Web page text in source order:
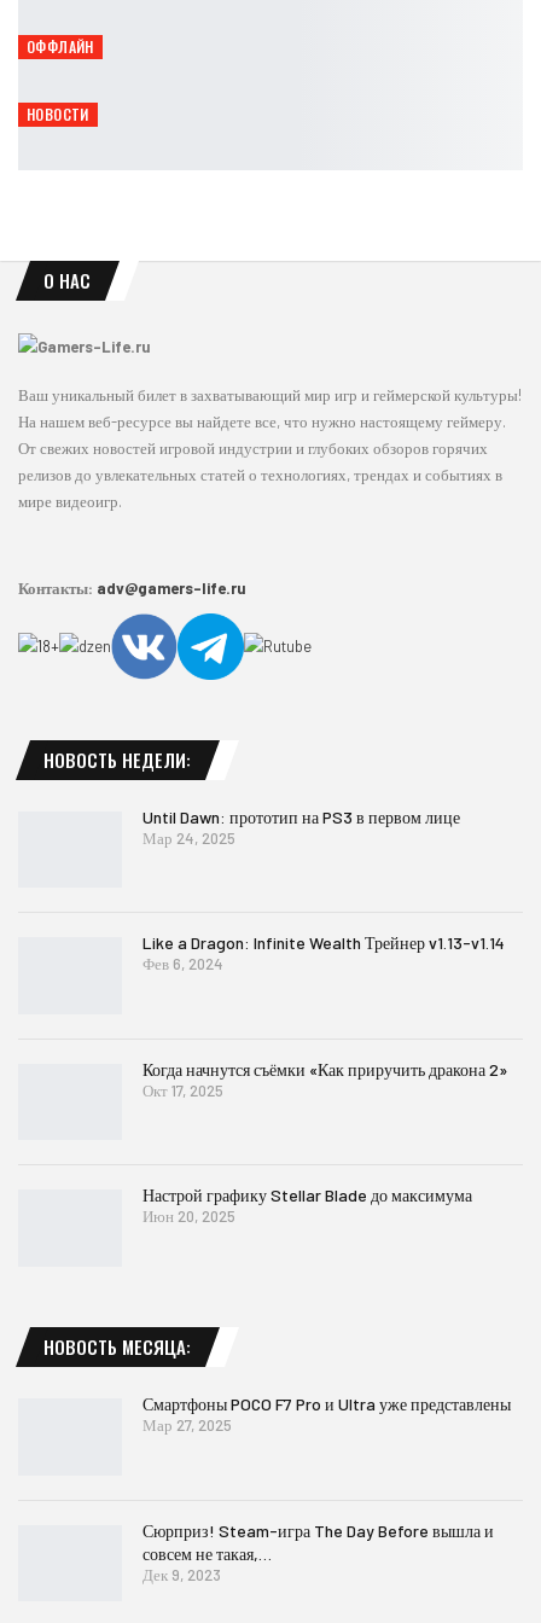
ОФФЛАЙН
vivo примет участие в фестивале «Маркет Маркета»
НОВОСТИ
Capcom: уже 90% продаж игр приходится на цифровые версии
О НАС
Ваш уникальный билет в захватывающий мир игр и геймерской культуры!
На нашем веб-ресурсе вы найдете все, что нужно настоящему геймеру.
От свежих новостей игровой индустрии и глубоких обзоров горячих
релизов до увлекательных статей о технологиях, трендах и событиях в
мире видеоигр.
Контакты: adv@gamers-life.ru
НОВОСТЬ НЕДЕЛИ:
Until Dawn: прототип на PS3 в первом лице
Мар 24, 2025
Like a Dragon: Infinite Wealth Трейнер v1.13-v1.14
Фев 6, 2024
Когда начнутся съёмки «Как приручить дракона 2»
Окт 17, 2025
Настрой графику Stellar Blade до максимума
Июн 20, 2025
НОВОСТЬ МЕСЯЦА:
Смартфоны POCO F7 Pro и Ultra уже представлены
Мар 27, 2025
Сюрприз! Steam-игра The Day Before вышла и
совсем не такая,…
Дек 9, 2023